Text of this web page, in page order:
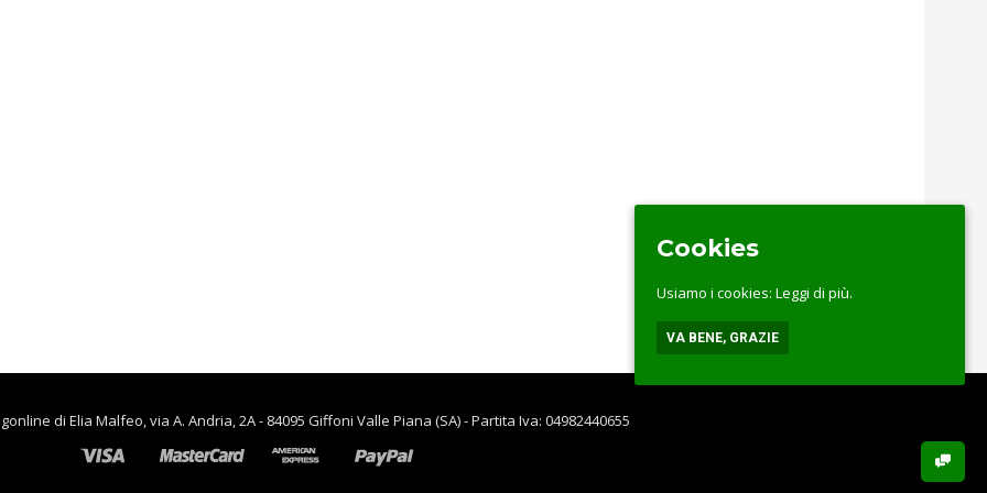
di Elia Malfeo, via A. Andria, 2A - 84095 Giffoni Valle Piana (SA) - Partita Iva: 04982440655
Cookies
Usiamo i cookies: Leggi di più.
VA BENE, GRAZIE